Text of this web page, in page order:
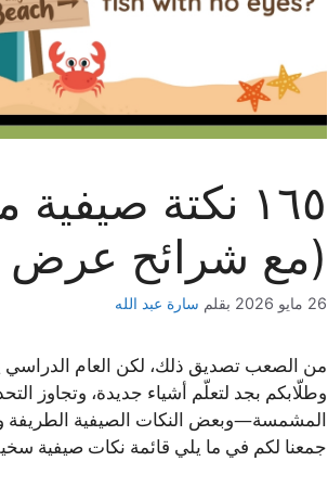
١٦٥ نكتة
(مع شرائح عرض
26 مايو 2026 بقلم سارة عبد الله
من الصعب تصديق ذلك، لكن العام الدراسي
وطلّابكم بجد لتعلّم أشياء جديدة، وتجاوز
المشمسة—وبعض النكات الصيفية الطريفة
جمعنا لكم في ما يلي قائمة نكات صيفية